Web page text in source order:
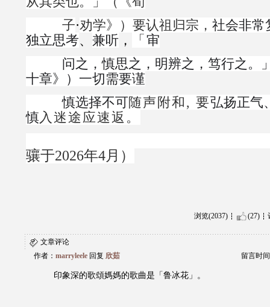
子·劝学》） 要认祖归宗， 社会非常
独立思考、 兼听 ， 「 审
问之，慎思之，明辨之， 笃行之。
十章》）一切需要谨
慎选择不可随声 附和, 要弘扬正气
慎入迷途应速返。
骧于2026年4月）
浏览(2037) (27)
文章评论
作者： marryleele 回复 欣茹 留言时
印象深的歌頌媽媽的歌曲是「鲁冰花」。